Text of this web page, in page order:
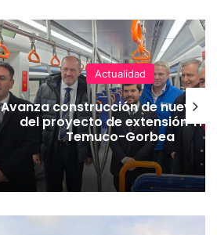
Actualidad
Avanza construcción de nuevas
del proyecto de extensión
Temuco-Gorbea